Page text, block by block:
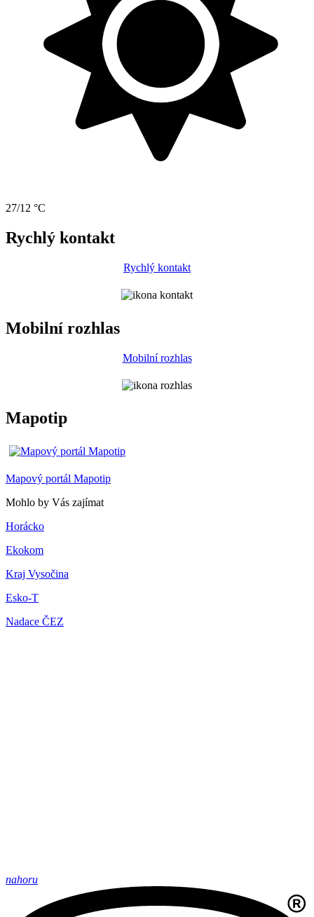
27/12 °C
Rychlý kontakt
Rychlý kontakt
Mobilní rozhlas
Mobilní rozhlas
Mapotip
Mapový portál Mapotip
Mohlo by Vás zajímat
Horácko
Ekokom
Kraj Vysočina
Esko-T
Nadace ČEZ
nahoru